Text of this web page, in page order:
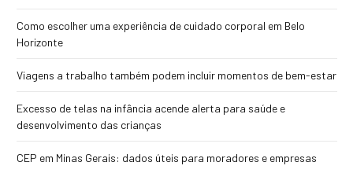
Como escolher uma experiência de cuidado corporal em Belo
Horizonte
Viagens a trabalho também podem incluir momentos de bem-estar
Excesso de telas na infância acende alerta para saúde e
desenvolvimento das crianças
CEP em Minas Gerais: dados úteis para moradores e empresas